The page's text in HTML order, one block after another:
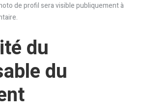
de profil sera visible publiquement à
du
du